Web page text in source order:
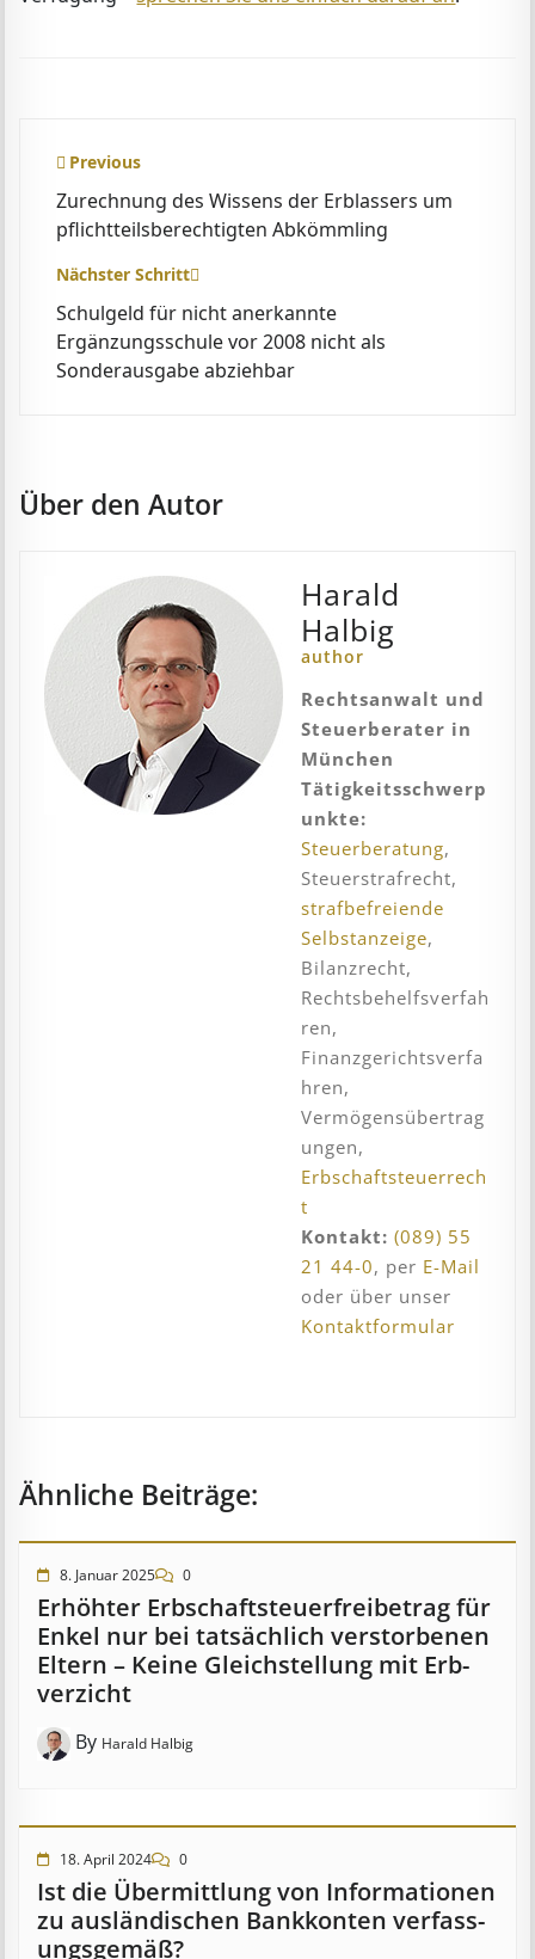
Beitragsnavigation
Previous
Zurechnung des Wissens der Erblassers um
pflichtteilsberechtigten Abkömmling
Nächster Schritt
Schulgeld für nicht anerkannte
Ergänzungsschule vor 2008 nicht als
Sonderausgabe abziehbar
Über den Autor
Harald
Halbig
author
Rechtsanwalt und
Steuerberater in
München
Tätigkeitsschwerp
unkte:
Steuerberatung,
Steuerstrafrecht,
strafbefreiende
Selbstanzeige,
Bilanzrecht,
Rechtsbehelfsverfah
ren,
Finanzgerichtsverfa
hren,
Vermögensübertrag
ungen,
Erbschaftsteuerrech
t
Kontakt: (089) 55
21 44-0, per E-Mail
oder über unser
Kontaktformular
Ähnliche Beiträge:
8. Januar 2025 0
Erhöhter Erb­schaft­steuer­frei­be­trag für
Enkel nur bei tat­säch­lich ver­storb­en­en
Eltern – Keine Gleich­stell­ung mit Erb­
verzicht
By Harald Halbig
18. April 2024 0
Ist die Über­mitt­lung von In­for­mat­ion­en
zu aus­länd­isch­en Bank­kont­en ver­fass­
ungs­ge­mäß?